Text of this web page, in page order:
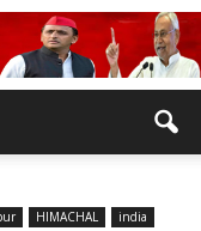
HIMACHAL
india